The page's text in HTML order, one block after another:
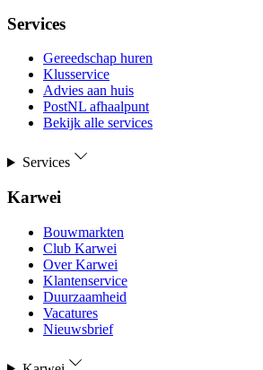
Services
Gereedschap huren
Klusservice
Advies aan huis
PostNL afhaalpunt
Bekijk alle services
Services
Karwei
Bouwmarkten
Club Karwei
Over Karwei
Klantenservice
Duurzaamheid
Vacatures
Nieuwsbrief